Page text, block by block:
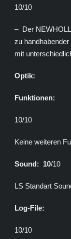
10/10
– Der
zu
mit
Optik:
Funktionen:
10/10
Keine weiteren
Sound: 10/10
LS Standart
Log-File:
10/10